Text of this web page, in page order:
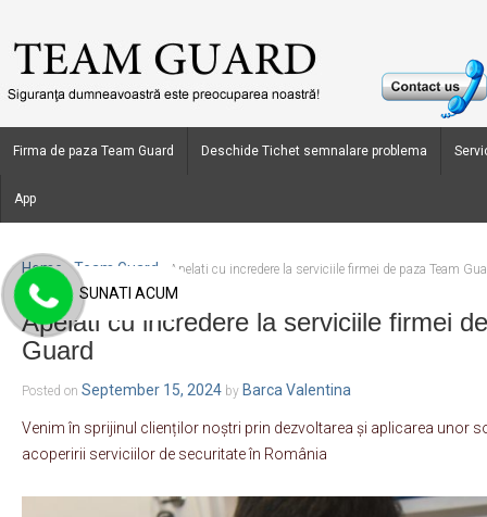
Firma de paza Team Guard Deschide Tichet semnalare problema
App
Home Team Guard Apelati cu incredere la serviciile firmei de paza Team
Apelati cu incredere la serviciile firmei
Guard
Posted on September 15, 2024 by Barca Valentina
Venim în sprijinul clienților noștri prin dezvoltarea și aplicarea unor
acoperirii serviciilor de securitate în România
SUNATI ACUM